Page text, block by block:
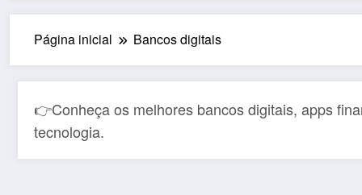
Página inicial Bancos digitais
👉Conheça os melhores bancos digitais, apps
tecnologia.